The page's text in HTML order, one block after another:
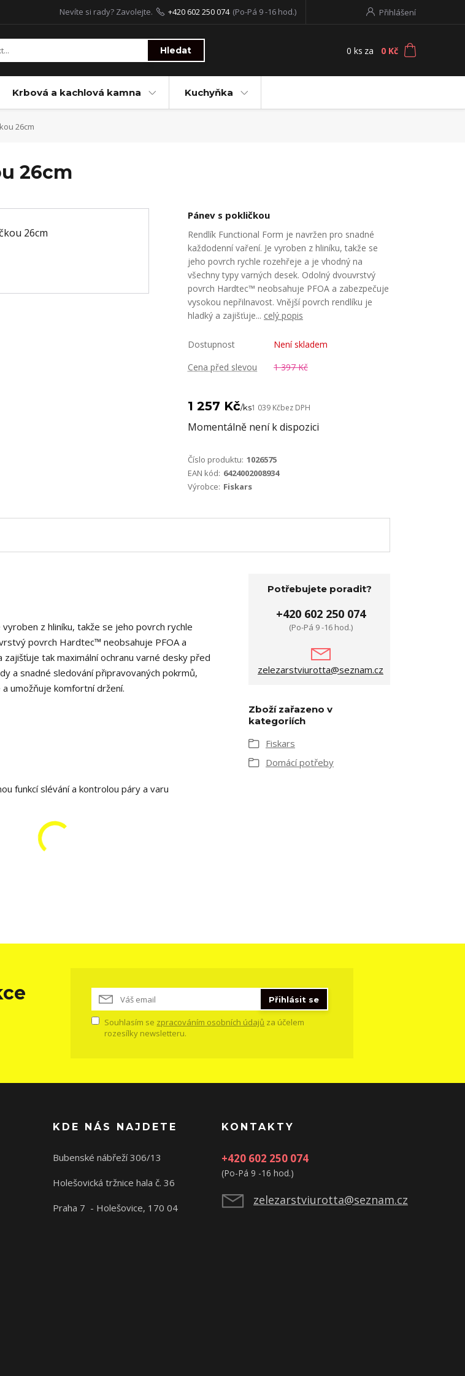
Přihlášení
Hledat
Nevíte si rady? Zavolejte. +420 602 250 074 (Po-Pá 9 -16 hod.)
0 ks za 0 Kč
Krbová a kachlová kamna Kuchyňka
26cm
26cm
Pánev s pokličkou
Rendlík Functional Form je navržen pro snadné
každodenní vaření. Je vyroben z hliníku, takže se
jeho povrch rychle rozehřeje a je vhodný na
všechny typy varných desek. Odolný dvouvrstvý
povrch Hardtec™ neobsahuje PFOA a zabezpečuje
vysokou nepřilnavost. Vnější povrch rendlíku je
hladký a zajišťuje... celý popis
Dostupnost
Není skladem
Cena před slevou
1 397 Kč
1 257 Kč/ks1 039 Kčbez DPH
Momentálně není k dispozici
Číslo produktu: 1026575
EAN kód: 6424002008934
Výrobce: Fiskars
z hliníku, takže se jeho povrch rychle
povrch Hardtec™ neobsahuje PFOA a
tak maximální ochranu varné desky před
a snadné sledování připravovaných pokrmů,
umožňuje komfortní držení.
funkcí slévání a kontrolou páry a varu
Potřebujete poradit?
+420 602 250 074
(Po-Pá 9 -16 hod.)
zelezarstviurotta@seznam.cz
Zboží zařazeno v
kategoriích
Fiskars
Domácí potřeby
Přihlásit se
Souhlasím se zpracováním osobních údajů za účelem
rozesílky newsletteru.
KDE NÁS NAJDETE
Bubenské nábřeží 306/13
Holešovická tržnice hala č. 36
Praha 7 - Holešovice, 170 04
KONTAKTY
+420 602 250 074
(Po-Pá 9 -16 hod.)
zelezarstviurotta@seznam.cz